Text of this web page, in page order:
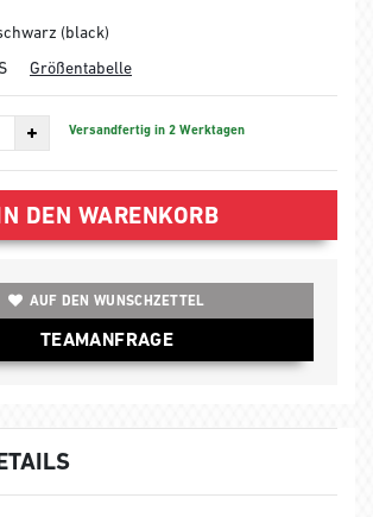
(black)
Größentabelle
Versandfertig in 2 Werktagen
DEN WARENKORB
AUF DEN WUNSCHZETTEL
TEAMANFRAGE